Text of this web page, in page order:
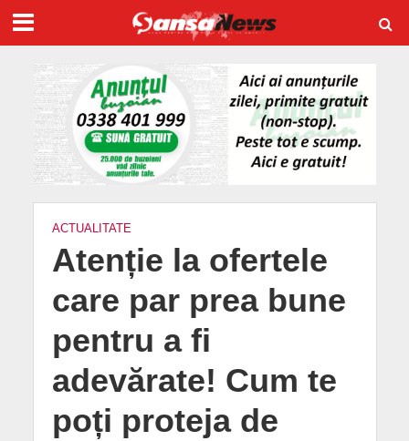
ACTUALITATE
Atenție la ofertele
care par prea bune
pentru a fi
adevărate! Cum te
poți proteja de